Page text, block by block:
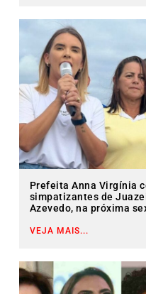
Prefeita Anna Virgínia
simpatizantes de
Azevedo, na próxima
VEJA MAIS...